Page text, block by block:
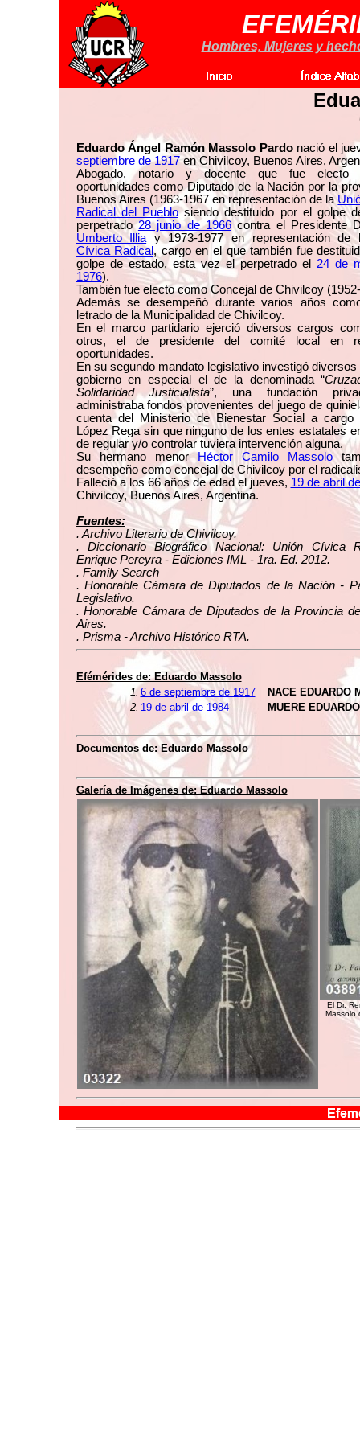
Hombres, Mujeres y
Eduardo Ángel Ramón Massolo Pardonació el
septiembre de 1917en Chivilcoy, Buenos Aires,
Abogado, notario y docente que fue electo
oportunidades como Diputado de la Nación por la
Buenos Aires (1963-1967 en representación de la
Radical del Pueblosiendo destituido por el golpe
perpetrado28 junio de 1966contra el Presidente
Umberto Illia y 1973-1977 en representación
Cívica Radical, cargo en el que también fue
golpe de estado, esta vez el perpetrado el 24 de
1976).
También fue electo como Concejal de Chivilcoy
Además se desempeñó durante varios años
letrado de la Municipalidad de Chivilcoy.
En el marco partidario ejerció diversos cargos
otros, el de presidente del comité local en
oportunidades.
En su segundo mandato legislativo investigó
gobierno en especial el de la denominada “
Solidaridad Justicialista”, una fundación
administraba fondos provenientes del juego de
cuenta del Ministerio de Bienestar Social a cargo
López Rega sin que ninguno de los entes estatales
de regular y/o controlar tuviera intervención alguna.
Su hermano menorHéctor Camilo Massolo
desempeño como concejal de Chivilcoy por el
Falleció a los 66 años de edad el jueves, 19 de abril
Chivilcoy, Buenos Aires, Argentina.
Fuentes:
. Archivo Literario de Chivilcoy.
. Diccionario Biográfico Nacional: Unión Cívica
Enrique Pereyra - Ediciones IML - 1ra. Ed. 2012.
. Family Search
. Honorable Cámara de Diputados de la Nación -
Legislativo.
. Honorable Cámara de Diputados de la Provincia
Aires.
. Prisma - Archivo Histórico RTA.
Efémérides de: Eduardo Massolo
1. 6 de septiembre de 1917
NACE EDUARDO
2. 19 de abril de 1984 MUERE
Documentos de: Eduardo Massolo
Galería de Imágenes de: Eduardo Massolo
El Dr.
Massolo